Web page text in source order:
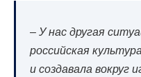
– У нас другая
российская
и создавала вокруг